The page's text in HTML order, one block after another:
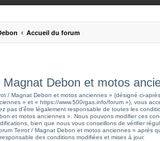
Accueil du forum
Debon et motos
/ Magnat Debon et motos anciennes » (désigné ci-
» et « https://www.500rgas.info/forum »), vous
pas d’être légalement responsable de toutes les
et motos anciennes ». Nous pouvons modifier ces
bien que nous vous conseillons de vérifier
Terrot / Magnat Debon et motos anciennes » après
des conditions modifiées et mises à jour.